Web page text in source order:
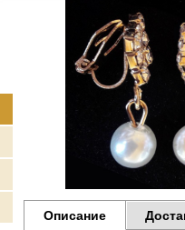
Описание